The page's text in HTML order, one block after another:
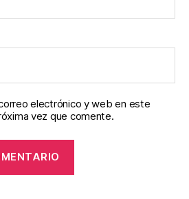
electrónico y web en este
vez que comente.